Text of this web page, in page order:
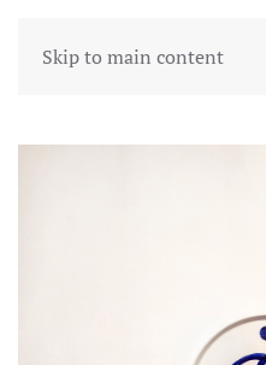
Skip to main content